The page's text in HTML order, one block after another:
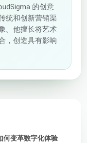
的创意
统和创新营销渠
。他擅长将艺术
，创造具有影响
何变革数字化体验